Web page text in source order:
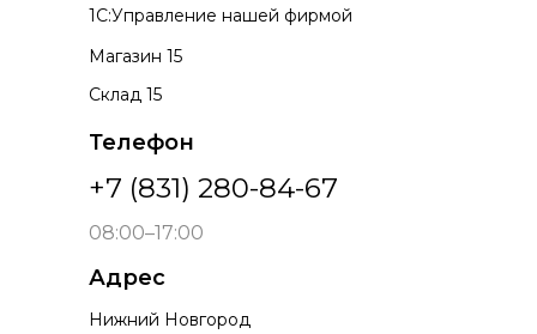
1С:Управление нашей фирмой
Телефон
+7 (831) 280-84-67
08:00–17:00
Адрес
Нижний Новгород
Магазин 15
Склад 15